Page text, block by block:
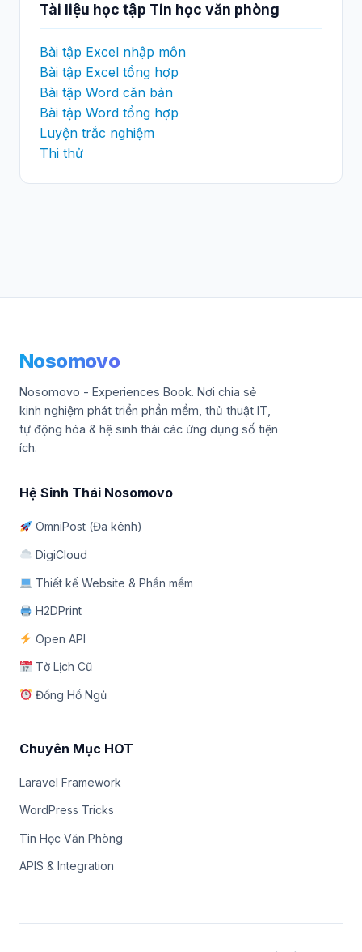
Tài liệu học tập Tin học văn phòng
Bài tập Excel nhập môn
Bài tập Excel tổng hợp
Bài tập Word căn bản
Bài tập Word tổng hợp
Luyện trắc nghiệm
Thi thử
Nosomovo
Nosomovo - Experiences Book. Nơi chia sẻ
kinh nghiệm phát triển phần mềm, thủ thuật IT,
tự động hóa & hệ sinh thái các ứng dụng số tiện
ích.
Hệ Sinh Thái Nosomovo
OmniPost (Đa kênh)
DigiCloud
Thiết kế Website & Phần mềm
H2DPrint
Open API
Tờ Lịch Cũ
Đồng Hồ Ngủ
Chuyên Mục HOT
Laravel Framework
WordPress Tricks
Tin Học Văn Phòng
APIS & Integration